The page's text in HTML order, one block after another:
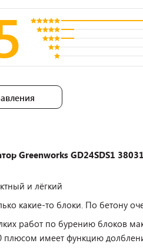
Greenworks GD24SDS1
и лёгкий
какие-то блоки. По бетону
работ по бурению блоков
плюсом имеет функцию